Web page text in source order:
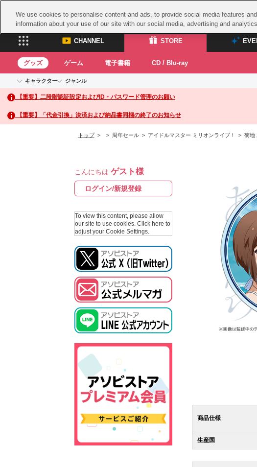
CHANNEL STORE
CHANNEL
ASOBI CHANNEL TOP
STORE
ASOBI STORE TOP
グッズ
グッズ ゲーム 電子書籍 CD / Blu-ray
キャラクター
アイドルマスターシリーズ
アイドルマスター
アイドルマスター シンデレラガールズ
アイドルマスター ミリオンライブ！
プロジェクトアイマス ヴイアライヴ
テイルズ オブ シリーズ
ガンダムシリー
ドラゴンボール
ジャンル
イベントグッズ
トイ・ホビー
【重要】二段階認証設定およびID・パスワード管理のお願い
【重要】「代金引換」決済および納品書同梱の終了のお知らせ
トップ> > 周年セール > アイドルマスター ミリオンライブ！ > 菊地
こんにちは ゲスト様
ログイン/新規登録
To view this content, please allow
our site to use cookies. Click here to
adjust your Cookie Settings.
商品仕様
生産国
We use cookies to personalise content and ads, to provide social media features
information about your use of our site with our social media, advertising and